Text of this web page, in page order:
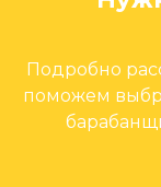
Подробно
поможем